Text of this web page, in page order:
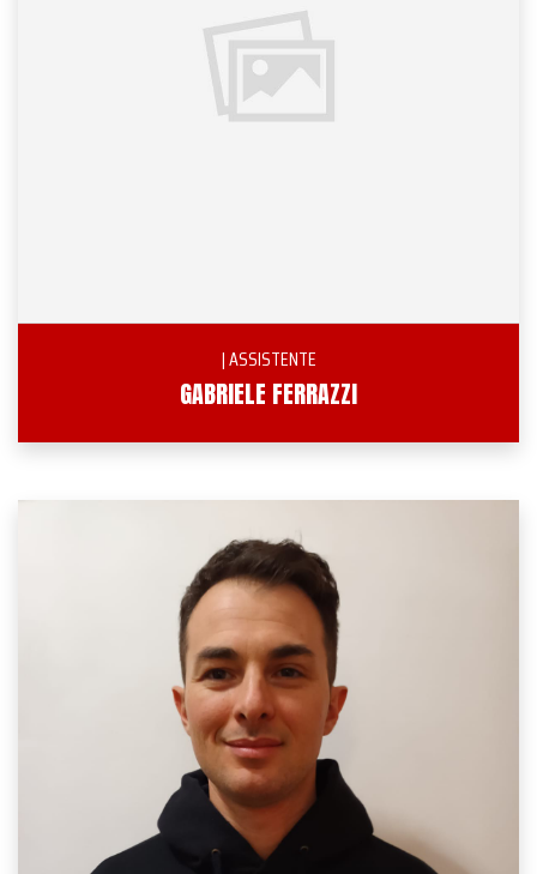
| ASSISTENTE
GABRIELE FERRAZZI